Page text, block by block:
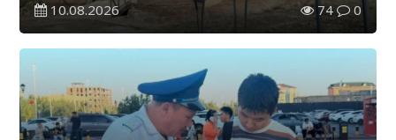
10.08.2026 74 0